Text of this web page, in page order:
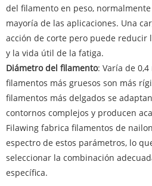
del filamento en peso,
mayoría de las aplicaciones. Una
acción de corte pero puede
y la vida útil de la fatiga.
Diámetro del filamento: Varía de
filamentos más gruesos son más
filamentos más delgados se
contornos complejos y producen
Filawing fabrica filamentos de
espectro de estos parámetros, lo
seleccionar la combinación
específica.